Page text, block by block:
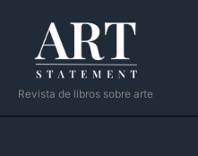
contenido
Revista de libros sobre arte